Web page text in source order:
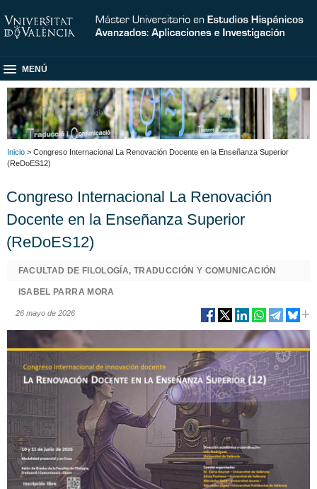
MENÚ
Inicio > Congreso Internacional La Renovación Docente en la Enseñanza Superior
(ReDoES12)
Congreso Internacional La Renovación
Docente en la Enseñanza Superior
(ReDoES12)
FACULTAD DE FILOLOGÍA, TRADUCCIÓN Y COMUNICACIÓN
ISABEL PARRA MORA
26 mayo de 2026